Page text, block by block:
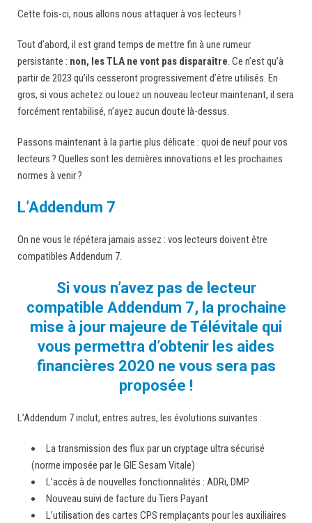
Cette fois-ci, nous allons nous attaquer à vos lecteurs !
Tout d’abord, il est grand temps de mettre fin à une rumeur
persistante : non, les TLA ne vont pas disparaître. Ce n’est qu’à
partir de 2023 qu’ils cesseront progressivement d’être utilisés. En
gros, si vous achetez ou louez un nouveau lecteur maintenant, il sera
forcément rentabilisé, n’ayez aucun doute là-dessus.
Passons maintenant à la partie plus délicate : quoi de neuf pour vos
lecteurs ? Quelles sont les dernières innovations et les prochaines
normes à venir ?
L’Addendum 7
On ne vous le répétera jamais assez : vos lecteurs doivent être
compatibles Addendum 7.
Si vous n’avez pas de lecteur
compatible Addendum 7, la prochaine
mise à jour majeure de Télévitale qui
vous permettra d’obtenir les aides
financières 2020 ne vous sera pas
proposée !
L’Addendum 7 inclut, entres autres, les évolutions suivantes :
La transmission des flux par un cryptage ultra sécurisé
(norme imposée par le GIE Sesam Vitale)
L’accès à de nouvelles fonctionnalités : ADRi, DMP
Nouveau suivi de facture du Tiers Payant
L’utilisation des cartes CPS remplaçants pour les auxiliaires